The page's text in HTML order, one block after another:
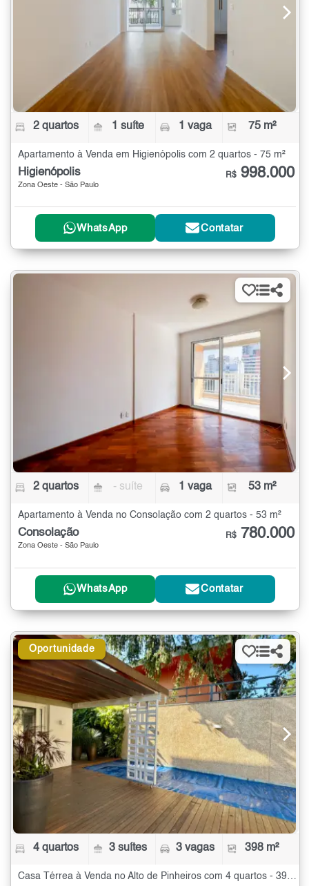
2 quartos 1 suíte 1 vaga 75 m²
Apartamento à Venda em Higienópolis com 2 quartos - 75 m²
Higienópolis
Zona Oeste - São Paulo
R$ 998.000
WhatsApp Contatar
2 quartos - suíte 1 vaga 53 m²
Apartamento à Venda no Consolação com 2 quartos - 53 m²
Consolação
Zona Oeste - São Paulo
R$ 780.000
WhatsApp Contatar
Oportunidade
4 quartos 3 suítes 3 vagas 398 m²